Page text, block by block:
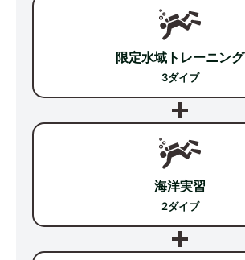
限定水域トレーニング
3ダイブ
海洋実習
2ダイブ